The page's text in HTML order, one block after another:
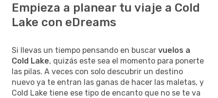
Empieza a planear tu viaje a Cold
Lake con eDreams
Si llevas un tiempo pensando en buscar vuelos a
Cold Lake, quizás este sea el momento para ponerte
las pilas. A veces con solo descubrir un destino
nuevo ya te entran las ganas de hacer las maletas, y
Cold Lake tiene ese tipo de encanto que no se te va